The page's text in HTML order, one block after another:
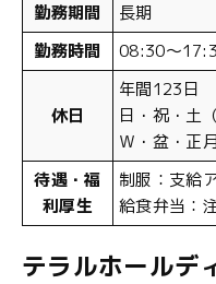
勤務期間
長期
勤務時間
08:30～
休日
年間123日
日・祝・土
Ｗ・盆・正
待遇・福
利厚生
制服：支給
給食弁当：
テラルホールデ